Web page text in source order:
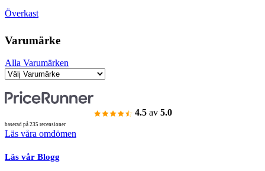
Överkast
Varumärke
Alla Varumärken
4.5 av 5.0
baserad på 235 recensioner
Läs våra omdömen
Läs vår Blogg